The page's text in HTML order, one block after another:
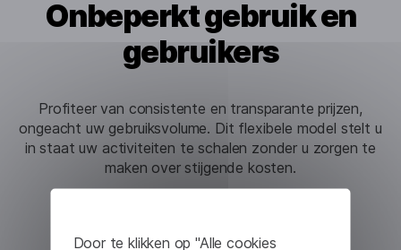
Door te klikken op "Alle cookies
Onbeperkt gebruik en
gebruikers
Profiteer van consistente en transparante prijzen,
ongeacht uw gebruiksvolume. Dit flexibele model stelt u
in staat uw activiteiten te schalen zonder u zorgen te
maken over stijgende kosten.